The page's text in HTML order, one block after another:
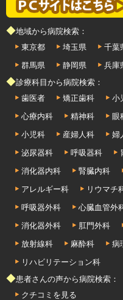
◆地域から病院検索：
東京都
埼玉県 千葉
群馬県
静岡県 兵庫
◆診療科目から病院検索：
歯医者
矯正歯科 小
心療内科
精神科 眼
小児科
産婦人科 婦
泌尿器科
呼吸器科
消化器内科
腎臓内科
アレルギー科
リウマチ
呼吸器外科
心臓血管外
消化器外科
肛門外科
放射線科
麻酔科 病
リハビリテーション科
◆患者さんの声から病院検索：
クチコミを見る